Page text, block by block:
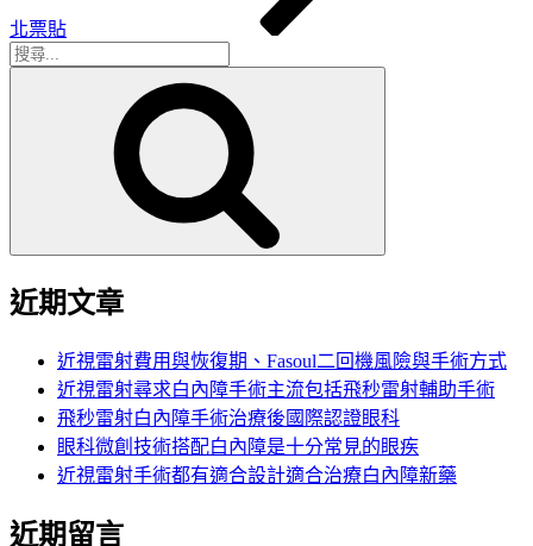
北票貼
搜
近期文章
近視雷射費用與恢復期、Fasoul二回機風險與手術方式
近視雷射尋求白內障手術主流包括飛秒雷射輔助手術
飛秒雷射白內障手術治療後國際認證眼科
眼科微創技術搭配白內障是十分常見的眼疾
近視雷射手術都有適合設計適合治療白內障新藥
近期留言